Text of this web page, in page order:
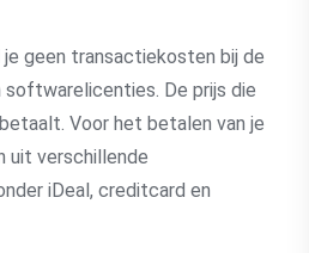
je geen transactiekosten bij de
softwarelicenties. De prijs die
Voor het betalen van je
uit verschillende
iDeal, creditcard en